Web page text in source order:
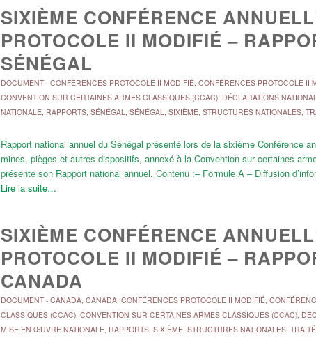
SIXIÈME CONFÉRENCE
PROTOCOLE II MODIFIÉ –
SÉNÉGAL
DOCUMENT- CONFÉRENCES PROTOCOLE II MODIFIÉ, CONFÉRENCES PROTOCOLE II
CONVENTION SUR CERTAINES ARMES CLASSIQUES (CCAC), DÉCLARATIONS
NATIONALE, RAPPORTS, SÉNÉGAL, SÉNÉGAL, SIXIÈME, STRUCTURES NATIONALES,
Rapport national annuel du Sénégal présenté lors de la sixième Conférence
mines, pièges et autres dispositifs, annexé à la Convention sur certaines
présente son Rapport national annuel. Contenu :– Formule A – Diffusion
Lire la suite…
SIXIÈME CONFÉRENCE
PROTOCOLE II MODIFIÉ –
CANADA
DOCUMENT- CANADA, CANADA, CONFÉRENCES PROTOCOLE II MODIFIÉ,
CLASSIQUES (CCAC), CONVENTION SUR CERTAINES ARMES CLASSIQUES (CCAC),
MISE EN ŒUVRE NATIONALE, RAPPORTS, SIXIÈME, STRUCTURES NATIONALES,